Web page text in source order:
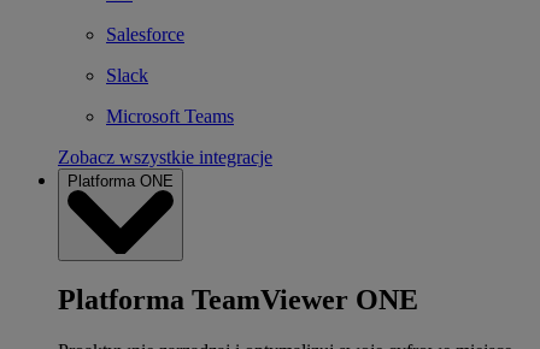
Salesforce
Slack
Microsoft Teams
Zobacz wszystkie integracje
Platforma ONE
Platforma TeamViewer ONE